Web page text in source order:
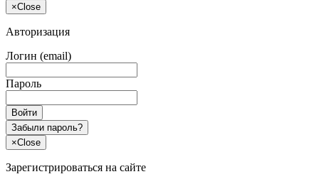
×Close
Авторизация
Логин (email)
Пароль
Войти
Забыли пароль?
×Close
Зарегистрироваться на сайте